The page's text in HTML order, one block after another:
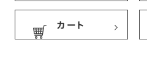
カート